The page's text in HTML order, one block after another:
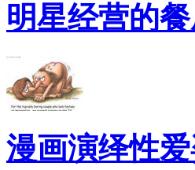
明星经营的
漫画演绎性